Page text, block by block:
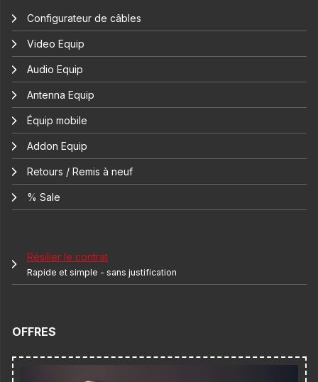
Configurateur de câbles
Video Equip
Audio Equip
Antenna Equip
Équip mobile
Addon Equip
Retours / Remis à neuf
% Sale
Résilier le contrat
Rapide et simple - sans justification
OFFRES